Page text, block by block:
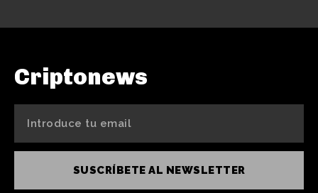
Criptonews
SUSCRÍBETE AL NEWSLETTER